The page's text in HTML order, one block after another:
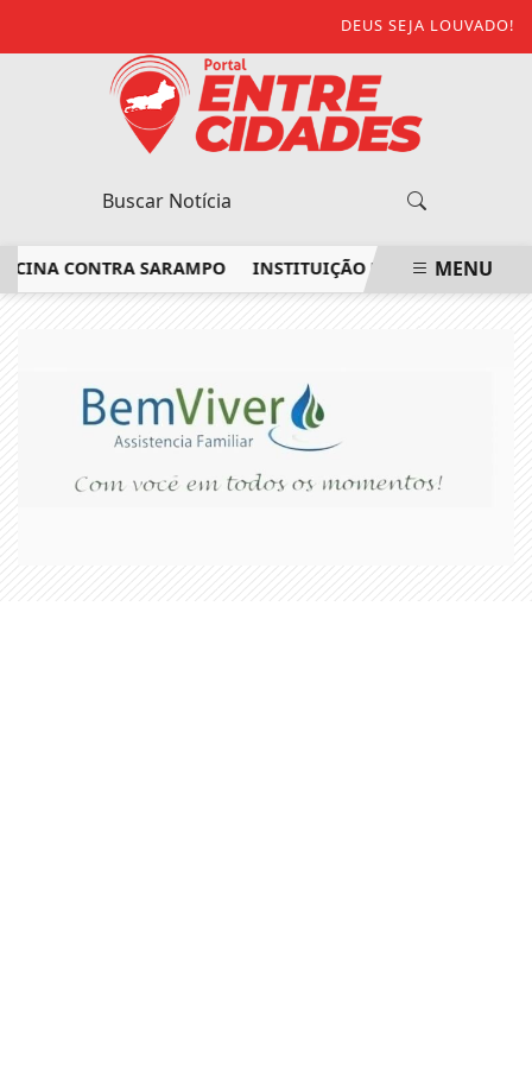
DEUS SEJA LOUVADO!
CONTRA SARAMPO INSTITUIÇÃO NO NOROESTEMENU